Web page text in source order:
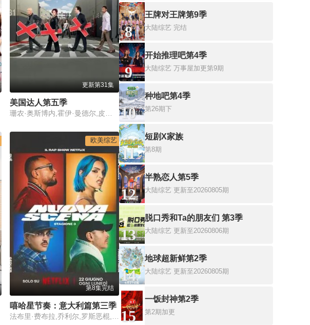
更新第31集
美国达人第五季
欧美综艺
第8集完结
嘻哈星节奏：意大利篇第三季
8
王牌对王牌第9季
大陆综艺 完结
9
开始推理吧第4季
大陆综艺 万事屋加更第9期
10
种地吧第4季
第26期下
11
短剧X家族
第8期
12
半熟恋人第5季
大陆综艺 更新至20260805期
13
脱口秀和Ta的朋友们 第3季
大陆综艺 更新至20260806期
14
地球超新鲜第2季
大陆综艺 更新至20260805期
15
一饭封神第2季
第2期加更